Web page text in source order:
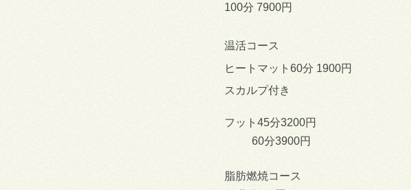
100分 7900円
温活コース
ヒートマット60分 1900円
スカルプ付き
フット45分3200円
60分3900円
脂肪燃焼コース